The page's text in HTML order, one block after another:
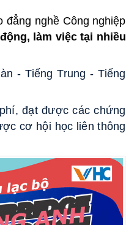
nghề Công nghiệp
làm việc tại nhiều
- Tiếng Trung - Tiếng
đạt được các chứng
cơ hội học liên thông